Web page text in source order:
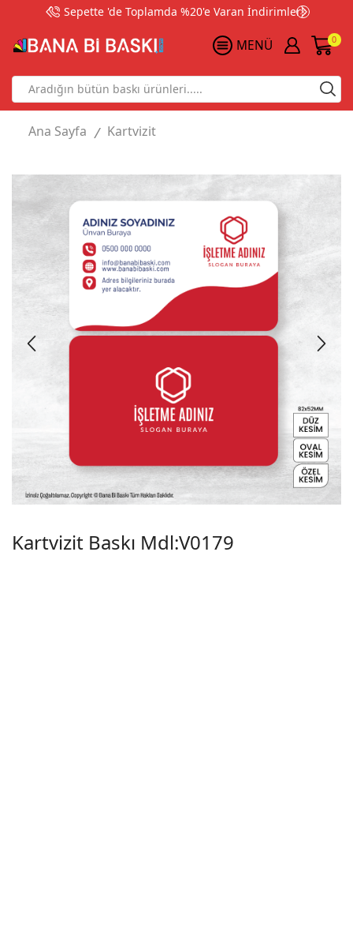
Sepette 'de Toplamda %20'e Varan İndirimler!
MENÜ 0
Search
input
Ana Sayfa / Kartvizit
Kartvizit Baskı Mdl:V0179